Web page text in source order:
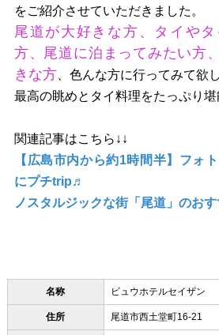
をご紹介させていただきました。
尾道が大好きな方、タイや
方、尾道に泊まってみたい方
きな方、色んな方に行ってみて欲
最高の眺めとタイ料理をたっぷり
関連記事はこちら↓↓
【広島市内から約1時間半】フォ
にプチtrip♬
ノスタルジックな街「尾道」のお
名称 ビュウホテルセイザン
住所 尾道市西土堂町16-21